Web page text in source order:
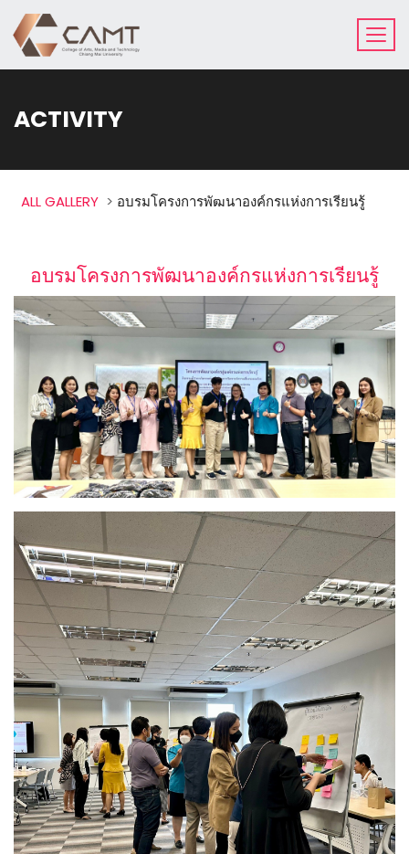
ACTIVITY
> อบรมโครงการพัฒนาองค์กรแห่งการเรียนรู้
ALL GALLERY
อบรมโครงการพัฒนาองค์กรแห่งการเรียนรู้